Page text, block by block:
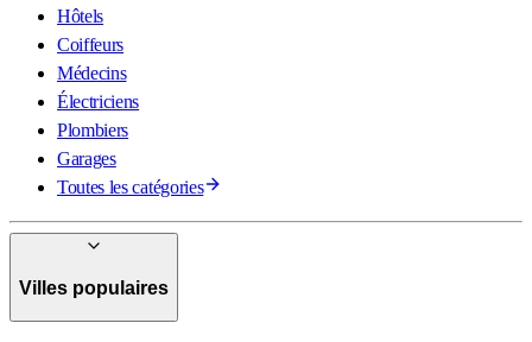
Hôtels
Coiffeurs
Médecins
Électriciens
Plombiers
Garages
Toutes les catégories
Villes populaires